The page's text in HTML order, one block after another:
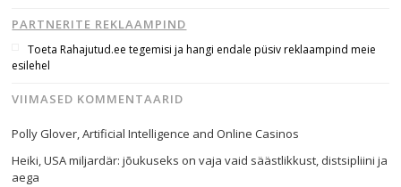
PARTNERITE REKLAAMPIND
Toeta Rahajutud.ee tegemisi ja hangi endale püsiv reklaampind meie
esilehel
VIIMASED KOMMENTAARID
Polly Glover,Artificial Intelligence and Online Casinos
Heiki,USA miljardär: jõukuseks on vaja vaid säästlikkust, distsipliini ja
aega